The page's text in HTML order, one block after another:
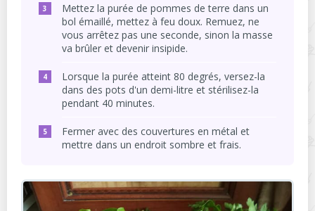
Mettez la purée de pommes de terre dans un
bol émaillé, mettez à feu doux. Remuez, ne
vous arrêtez pas une seconde, sinon la masse
va brûler et devenir insipide.
Lorsque la purée atteint 80 degrés, versez-la
dans des pots d'un demi-litre et stérilisez-la
pendant 40 minutes.
Fermer avec des couvertures en métal et
mettre dans un endroit sombre et frais.